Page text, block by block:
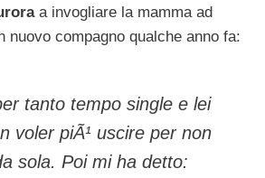
a invogliare la mamma ad
nuovo compagno qualche anno fa:
tanto tempo single e lei
voler piÃ¹ uscire per non
sola. Poi mi ha detto: